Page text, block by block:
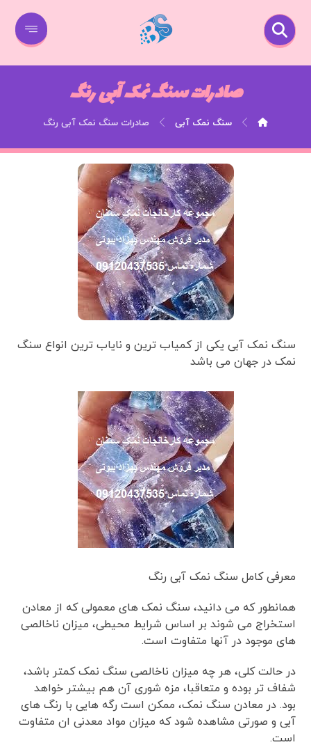
صادرات سنگ نمک آبی رنگ
سنگ نمک آبی صادرات سنگ نمک آبی رنگ
سنگ نمک آبی یکی از کمیاب ترین و نایاب ترین انواع سنگ
نمک در جهان می باشد
معرفی کامل سنگ نمک آبی رنگ
همانطور که می دانید، سنگ نمک های معمولی که از معادن
استخراج می شوند بر اساس شرایط محیطی، میزان ناخالصی
های موجود در آنها متفاوت است.
در حالت کلی، هر چه میزان ناخالصی سنگ نمک کمتر باشد،
شفاف تر بوده و متعاقبا، مزه شوری آن هم بیشتر خواهد
بود. در معادن سنگ نمک، ممکن است رگه هایی با رنگ های
آبی و صورتی مشاهده شود که میزان مواد معدنی ان متفاوت
است.